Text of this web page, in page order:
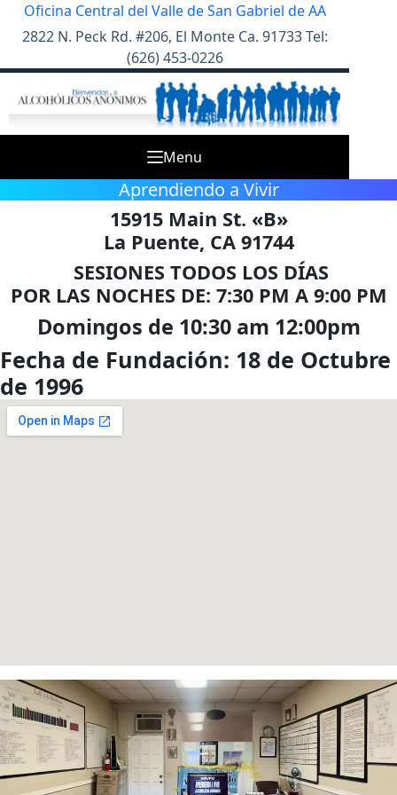
SkipOficina Central del Valle de San Gabriel de AA
2822 N. Peck Rd. #206, El Monte Ca. 91733 Tel:
(626) 453-0226
Menu
Aprendiendo a Vivir
15915 Main St. «B»
La Puente, CA 91744
SESIONES TODOS LOS DÍAS
POR LAS NOCHES DE: 7:30 PM A 9:00 PM
Domingos de 10:30 am 12:00pm
Fecha de Fundación: 18 de Octubre
de 1996